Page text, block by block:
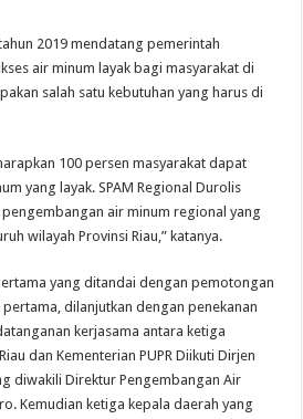
2019 mendatang pemerintah
air minum layak bagi masyarakat di
salah satu kebutuhan yang harus di
100 persen masyarakat dapat
yang layak. SPAM Regional Durolis
air minum regional yang
wilayah Provinsi Riau,” katanya.
yang ditandai dengan pemotongan
dilanjutkan dengan penekanan
kerjasama antara ketiga
dan Kementerian PUPR Diikuti Dirjen
diwakili Direktur Pengembangan Air
Kemudian ketiga kepala daerah yang